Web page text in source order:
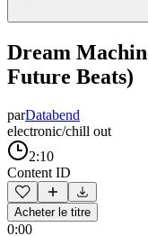
Dream
Future Beats)
parDatabend
electronic/chill out
2:10
Content ID
Acheter le titre
0:00